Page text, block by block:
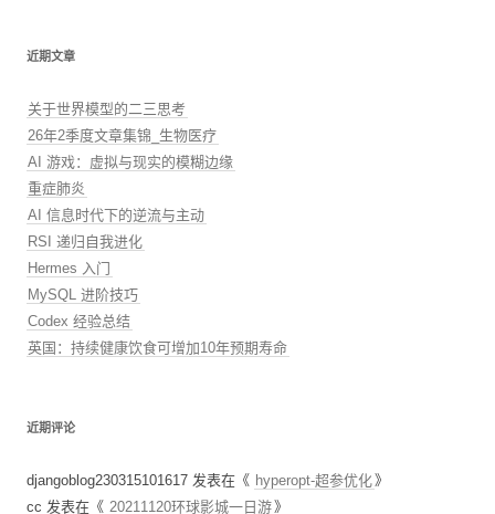
近期文章
关于世界模型的二三思考
26年2季度文章集锦_生物医疗
AI 游戏：虚拟与现实的模糊边缘
重症肺炎
AI 信息时代下的逆流与主动
RSI 递归自我进化
Hermes 入门
MySQL 进阶技巧
Codex 经验总结
英国：持续健康饮食可增加10年预期寿命
近期评论
djangoblog230315101617 发表在《 hyperopt-超参优化 》
cc 发表在《 20211120环球影城一日游 》